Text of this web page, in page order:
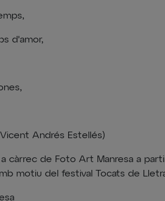
d'amor,
Andrés Estellés)
càrrec de Foto Art Manresa a
motiu del festival Tocats de